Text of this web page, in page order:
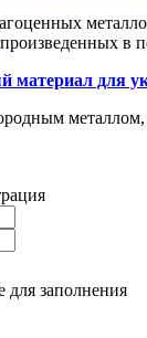
произведенных в
материал для
для заполнения